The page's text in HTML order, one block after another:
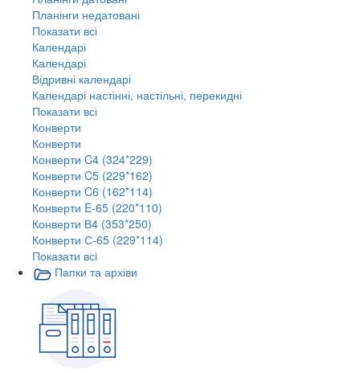
Планінги недатовані
Показати всі
Календарі
Календарі
Відривні календарі
Календарі настінні, настільні, перекидні
Показати всі
Конверти
Конверти
Конверти C4 (324*229)
Конверти C5 (229*162)
Конверти C6 (162*114)
Конверти E-65 (220*110)
Конверти В4 (353*250)
Конверти С-65 (229*114)
Показати всі
Папки та архіви